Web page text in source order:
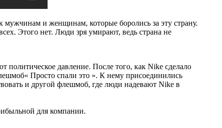
мужчинам и женщинам, которые боролись за эту страну.
Этого нет. Люди зря умирают, ведь страна не
давление. После того, как Nike сделало
Просто спали это ». К нему присоединились
и другой флешмоб, где люди надевают Nike в
для компании.